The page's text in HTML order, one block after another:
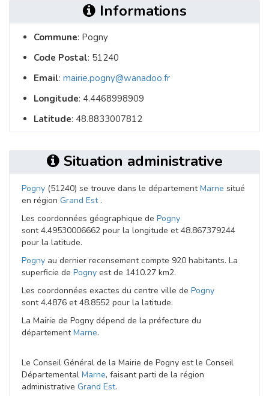
Informations
Commune: Pogny
Code Postal: 51240
Email: mairie.pogny@wanadoo.fr
Longitude: 4.4468998909
Latitude: 48.8833007812
Situation administrative
Pogny (51240) se trouve dans le départementMarne situé
en région Grand Est.
Les coordonnées géographique de Pogny
sont 4.49530006662 pour la longitude et 48.867379244
pour la latitude.
Pogny au dernier recensement compte 920 habitants. La
superficie de Pogny est de 1410.27 km2.
Les coordonnées exactes du centre ville de Pogny
sont 4.4876 et 48.8552 pour la latitude.
La Mairie de Pogny dépend de la préfecture du
départementMarne.
Le Conseil Général de la Mairie de Pogny est le Conseil
Départemental Marne, faisant parti de la région
administrative Grand Est.